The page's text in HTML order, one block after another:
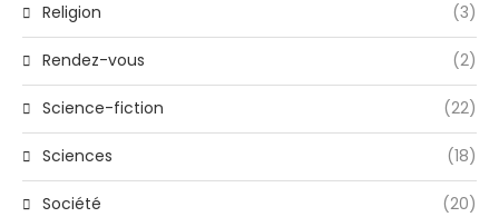
Religion (3)
Rendez-vous (2)
Science-fiction (22)
Sciences (18)
Société (20)